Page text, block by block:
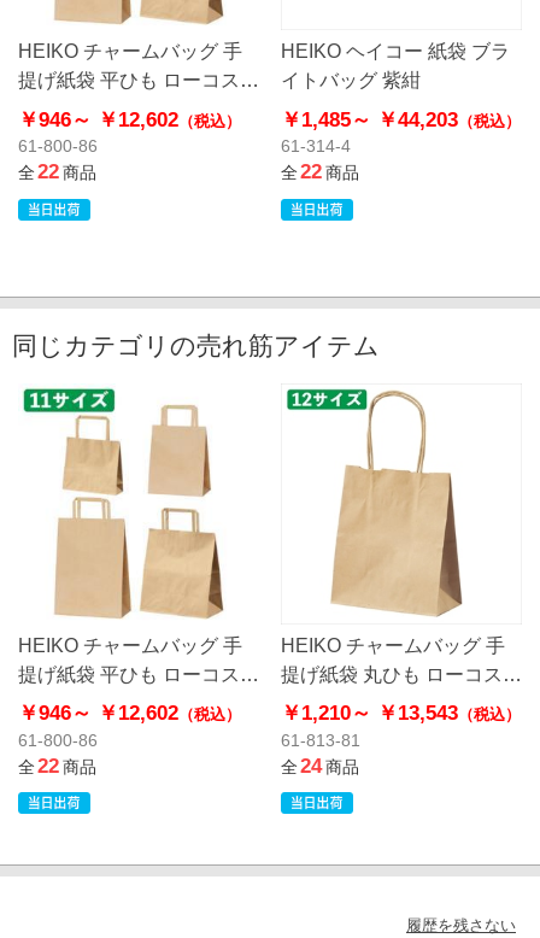
HEIKO チャームバッグ 手
提げ紙袋 平ひも ローコスト
タイプ 茶無地
￥946～ ￥12,602 （税込）
61-800-86
全22商品
HEIKO ヘイコー 紙袋 ブラ
イトバッグ 紫紺
￥1,485～ ￥44,203（税込）
61-314-4
全22商品
同じカテゴリの売れ筋アイテム
HEIKO チャームバッグ 手
提げ紙袋 平ひも ローコスト
タイプ 茶無地
￥946～ ￥12,602 （税込）
61-800-86
全22商品
HEIKO チャームバッグ 手
提げ紙袋 丸ひも ローコスト
タイプ 茶無地
￥1,210～ ￥13,543（税込）
61-813-81
全24商品
履歴を残さない